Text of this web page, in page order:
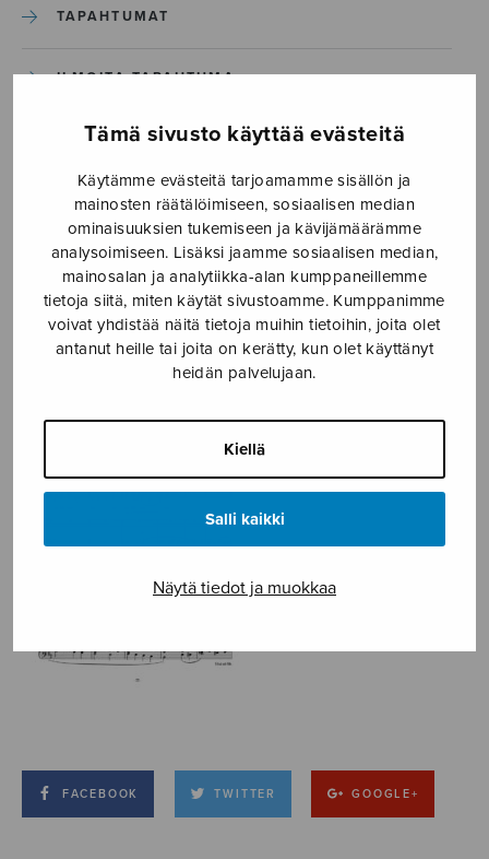
Tämä sivusto käyttää evästeitä
Käytämme evästeitä tarjoamamme sisällön ja
mainosten räätälöimiseen, sosiaalisen median
ominaisuuksien tukemiseen ja kävijämäärämme
analysoimiseen. Lisäksi jaamme sosiaalisen median,
mainosalan ja analytiikka-alan kumppaneillemme
tietoja siitä, miten käytät sivustoamme. Kumppanimme
voivat yhdistää näitä tietoja muihin tietoihin, joita olet
antanut heille tai joita on kerätty, kun olet käyttänyt
heidän palvelujaan.
Kiellä
Salli kaikki
Näytä tiedot ja muokkaa
TAPAHTUMAT
ILMOITA TAPAHTUMA
Kuinka ihanat ovast sinun asuinsijasi_S0866
Kuinka ihanat ovast sinun
asuinsijasi_S0866
27.9.2019
FACEBOOK TWITTER GOOGLE+